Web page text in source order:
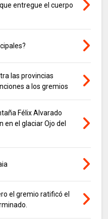
entregue el cuerpo
las provincias
a los gremios
Félix Alvarado
en el glaciar Ojo del
el gremio ratificó el